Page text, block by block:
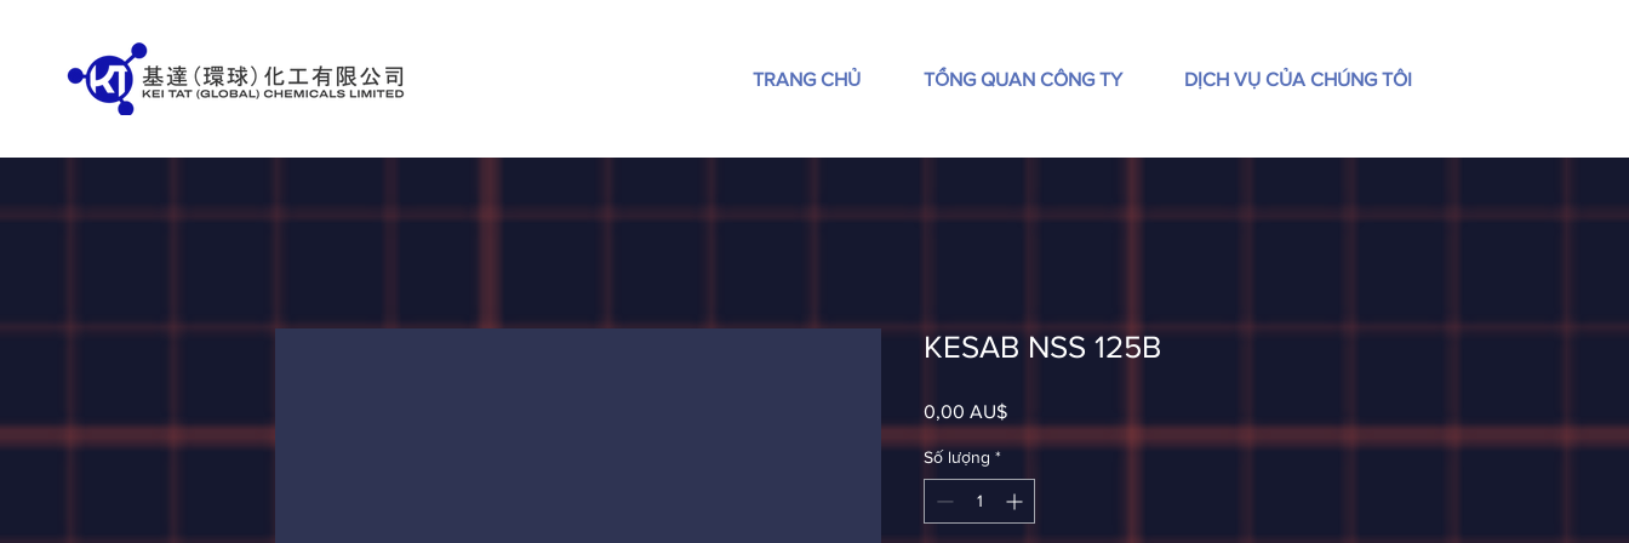
TRANG CHỦ TỔNG QUAN CÔNG TY DỊCH VỤ CỦA CHÚNG TÔI
KESAB NSS 125B
0,00 AU$Giá
Số lượng *